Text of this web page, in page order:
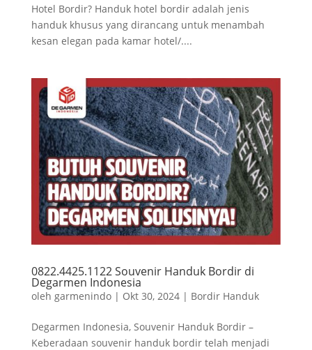
Hotel Bordir? Handuk hotel bordir adalah jenis
handuk khusus yang dirancang untuk menambah
kesan elegan pada kamar hotel/....
0822.4425.1122 Souvenir Handuk Bordir di
Degarmen Indonesia
oleh garmenindo| Okt 30, 2024| Bordir Handuk
Degarmen Indonesia, Souvenir Handuk Bordir –
Keberadaan souvenir handuk bordir telah menjadi